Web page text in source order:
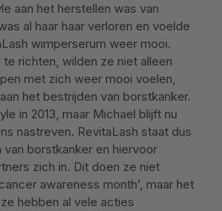
aan het herstellen was van
al haar haar verloren en voelde
wimperserum weer mooi.
richten, wilden ze niet alleen
met zich weer mooi voelen,
het bestrijden van borstkanker.
in 2013, maar Michael blijft nu
nastreven. RevitaLash staat dus
borstkanker en hiervoor
zich in. Dit doen ze niet
awareness month’, maar het
hebben al vele acties